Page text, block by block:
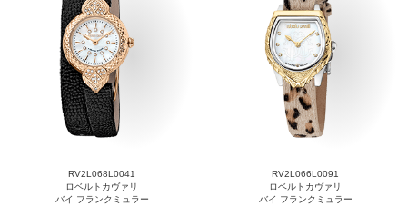
RV2L068L0041
ロベルトカヴァリ
バイ フランクミュラー
RV2L066L0091
ロベルトカヴァリ
バイ フランクミュラー